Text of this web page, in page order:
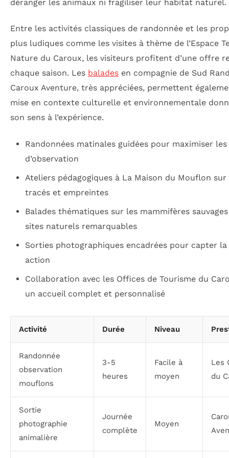
déranger les animaux ni fragiliser leur habitat naturel.
Entre les activités classiques de randonnée et les
plus ludiques comme les visites à thème de l’Espace
Nature du Caroux, les visiteurs profitent d’une offre
chaque saison. Les balades en compagnie de Sud
Caroux Aventure, très appréciées, permettent
mise en contexte culturelle et environnementale
son sens à l’expérience.
Randonnées matinales guidées pour maximiser les
d’observation
Ateliers pédagogiques à La Maison du Mouflon sur
tracés et empreintes
Balades thématiques sur les mammifères
sites naturels remarquables
Sorties photographiques encadrées pour capter la
action
Collaboration avec les Offices de Tourisme du
un accueil complet et personnalisé
Activité Durée Niveau
Randonnée
observation
mouflons
3-5
heures
Facile à
moyen
Les
du
Sortie
photographie
animalière
Journée
complète
Moyen